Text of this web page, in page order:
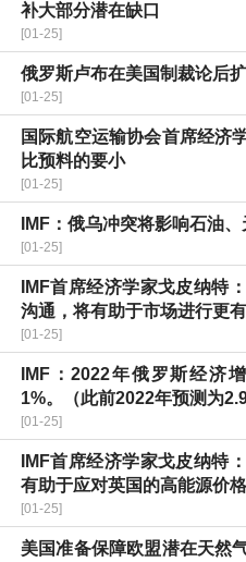
补大部分潜在缺口
[01-25]
俄罗斯卢布在美国制裁论后
[01-25]
国际航空运输协会首席经济
比预料的要小
[01-25]
IMF：俄乌冲突将影响石油、
[01-25]
IMF首席经济学家戈皮纳特
沟通，将有助于市场进行更
[01-25]
IMF：2022年俄罗斯经济
1%。（此前2022年预测为
[01-25]
IMF首席经济学家戈皮纳特
有助于应对英国的高能源价格
[01-25]
美国准备保障欧盟潜在天然